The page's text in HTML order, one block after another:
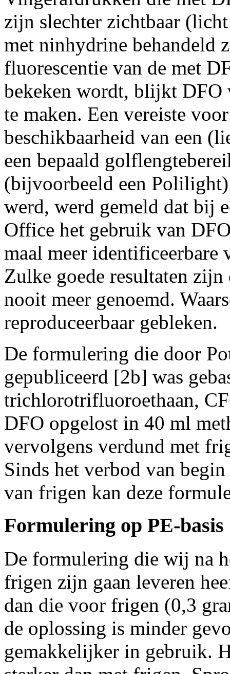
zijn slechter zichtbaar
met ninhydrine behandeld
fluorescentie van de met
bekeken wordt, blijkt DFO
te maken. Een vereiste
beschikbaarheid van een
een bepaald
(bijvoorbeeld een
werd, werd gemeld dat bij
Office het gebruik van
maal meer
Zulke goede resultaten
nooit meer genoemd.
reproduceerbaar gebleken.
De formulering die door
gepubliceerd [2b] was
trichlorotrifluoroethaan,
DFO opgelost in 40 ml
vervolgens verdund met
Sinds het verbod van
van frigen kan deze
Formulering op PE-basis
De formulering die wij na
frigen zijn gaan leveren
dan die voor frigen (0,3
de oplossing is minder
gemakkelijker in gebruik.